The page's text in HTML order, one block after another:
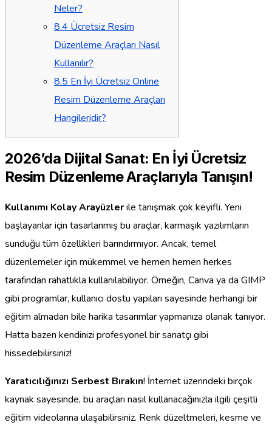
Neler?
8.4 Ücretsiz Resim
Düzenleme Araçları Nasıl
Kullanılır?
8.5 En İyi Ücretsiz Online
Resim Düzenleme Araçları
Hangileridir?
2026’da Dijital Sanat: En İyi Ücretsiz
Resim Düzenleme Araçlarıyla Tanışın!
Kullanımı Kolay Arayüzlerile tanışmak çok keyifli. Yeni
başlayanlar için tasarlanmış bu araçlar, karmaşık yazılımların
sunduğu tüm özellikleri barındırmıyor. Ancak, temel
düzenlemeler için mükemmel ve hemen hemen herkes
tarafından rahatlıkla kullanılabiliyor. Örneğin, Canva ya da GIMP
gibi programlar, kullanıcı dostu yapıları sayesinde herhangi bir
eğitim almadan bile harika tasarımlar yapmanıza olanak tanıyor.
Hatta bazen kendinizi profesyonel bir sanatçı gibi
hissedebilirsiniz!
Yaratıcılığınızı Serbest Bırakın! İnternet üzerindeki birçok
kaynak sayesinde, bu araçları nasıl kullanacağınızla ilgili çeşitli
eğitim videolarına ulaşabilirsiniz. Renk düzeltmeleri, kesme ve